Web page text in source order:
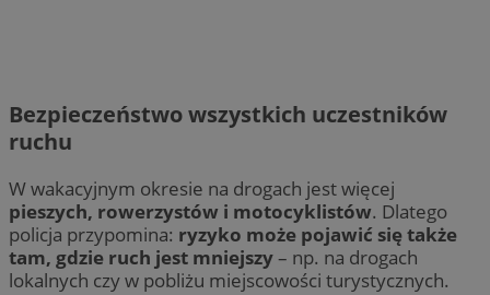
Bezpieczeństwo wszystkich uczestników
ruchu
W wakacyjnym okresie na drogach jest więcej
pieszych, rowerzystów i motocyklistów. Dlatego
policja przypomina: ryzyko może pojawić się także
tam, gdzie ruch jest mniejszy– np. na drogach
lokalnych czy w pobliżu miejscowości turystycznych.